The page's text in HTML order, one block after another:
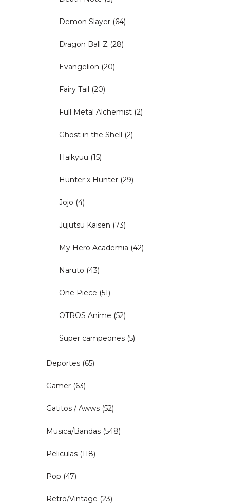
Demon Slayer (64)
Dragon Ball Z (28)
Evangelion (20)
Fairy Tail (20)
Full Metal Alchemist (2)
Ghost in the Shell (2)
Haikyuu (15)
Hunter x Hunter (29)
Jojo (4)
Jujutsu Kaisen (73)
My Hero Academia (42)
Naruto (43)
One Piece (51)
OTROS Anime (52)
Super campeones (5)
Deportes (65)
Gamer (63)
Gatitos / Awws (52)
Musica/Bandas (548)
Peliculas (118)
Pop (47)
Retro/Vintage (23)